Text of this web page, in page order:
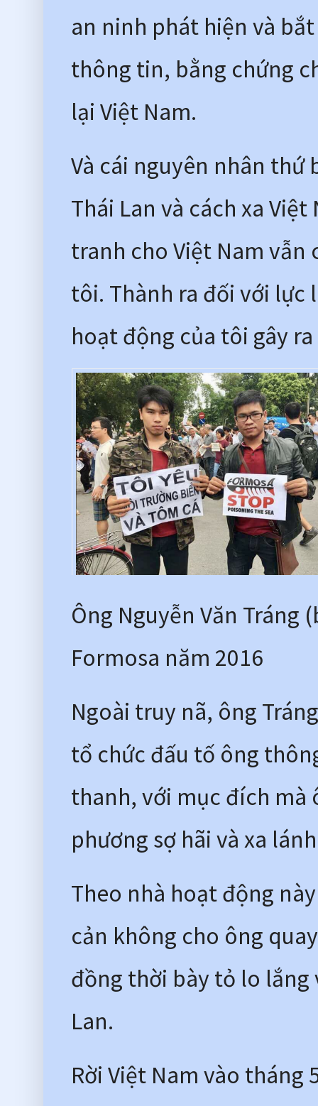
an ninh phát hiện và
thông tin, bằng chứng
lại Việt Nam.
Và cái nguyên nhân
Thái Lan và cách xa
tranh cho Việt Nam
tôi. Thành ra đối với lực
hoạt động của tôi gây
Ông Nguyễn Văn
Formosa năm 2016
Ngoài truy nã, ông
tổ chức đấu tố ông
thanh, với mục đích mà
phương sợ hãi và xa
Theo nhà hoạt động
cản không cho ông
đồng thời bày tỏ lo lắng
Lan.
Rời Việt Nam vào